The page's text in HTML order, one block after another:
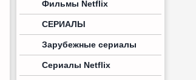
Фильмы Netflix
СЕРИАЛЫ
Зарубежные сериалы
Сериалы Netflix